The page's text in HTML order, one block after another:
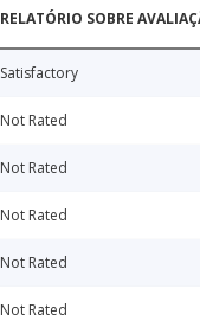
RELATÓRIO SOBRE
Satisfactory
Not Rated
Not Rated
Not Rated
Not Rated
Not Rated